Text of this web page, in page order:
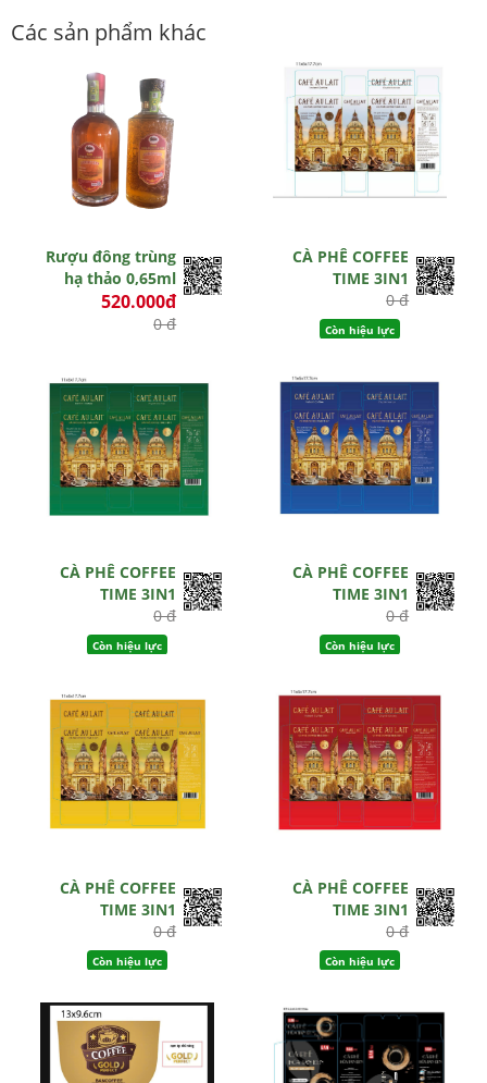
Các sản phẩm khác
Rượu đông trùng
hạ thảo 0,65ml
520.000đ
0 đ
CÀ PHÊ COFFEE
TIME 3IN1
0 đ
Còn hiệu lực
CÀ PHÊ COFFEE
TIME 3IN1
0 đ
Còn hiệu lực
CÀ PHÊ COFFEE
TIME 3IN1
0 đ
Còn hiệu lực
CÀ PHÊ COFFEE
TIME 3IN1
0 đ
Còn hiệu lực
CÀ PHÊ COFFEE
TIME 3IN1
0 đ
Còn hiệu lực